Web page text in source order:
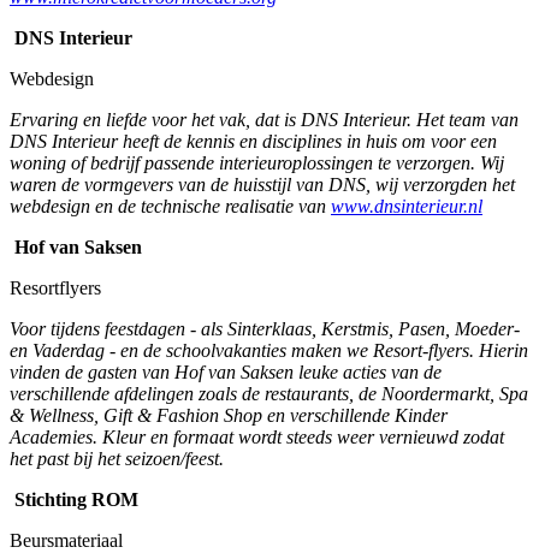
DNS Interieur
Webdesign
Ervaring en liefde voor het vak, dat is DNS Interieur. Het team van
DNS Interieur heeft de kennis en disciplines in huis om voor een
woning of bedrijf passende interieuroplossingen te verzorgen. Wij
waren de vormgevers van de huisstijl van DNS, wij verzorgden het
webdesign en de technische realisatie van www.dnsinterieur.nl
Hof van Saksen
Resortflyers
Voor tijdens feestdagen - als Sinterklaas, Kerstmis, Pasen, Moeder-
en Vaderdag - en de schoolvakanties maken we Resort-flyers. Hierin
vinden de gasten van Hof van Saksen leuke acties van de
verschillende afdelingen zoals de restaurants, de Noordermarkt, Spa
& Wellness, Gift & Fashion Shop en verschillende Kinder
Academies. Kleur en formaat wordt steeds weer vernieuwd zodat
het past bij het seizoen/feest.
Stichting ROM
Beursmateriaal